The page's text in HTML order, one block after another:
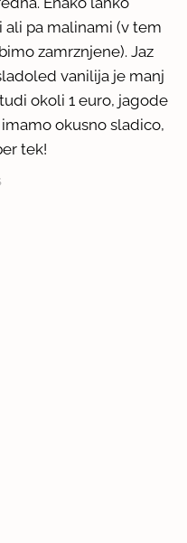
pa malinami (v tem
zamrznjene). Jaz
vanilija je manj
okoli 1 euro, jagode
okusno sladico,
tek!